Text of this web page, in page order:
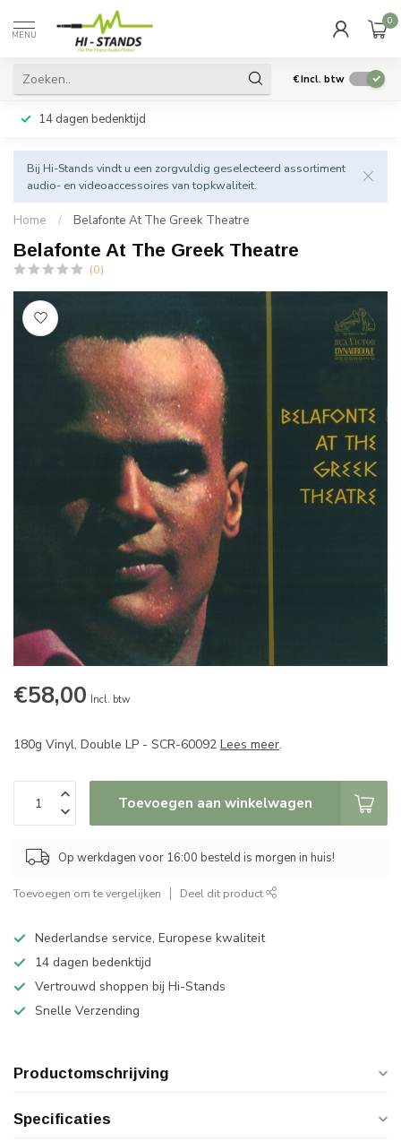
MENU
0
€Incl. btw
14 dagen bedenktijd
Bij Hi-Stands vindt u een zorgvuldig geselecteerd assortiment
audio- en videoaccessoires van topkwaliteit.
Home / Belafonte At The Greek Theatre
Belafonte At The Greek Theatre
(0)
€58,00 Incl. btw
180g Vinyl, Double LP - SCR-60092 Lees meer.
Toevoegen aan winkelwagen
Op werkdagen voor 16:00 besteld is morgen in huis!
Toevoegen om te vergelijken Deel dit product
Nederlandse service, Europese kwaliteit
14 dagen bedenktijd
Vertrouwd shoppen bij Hi-Stands
Snelle Verzending
Productomschrijving
Specificaties